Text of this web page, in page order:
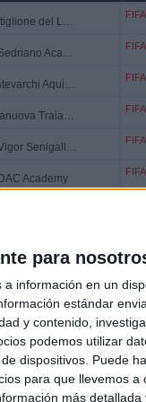
para
información en un
estándar
y contenido,
podemos utilizar
dispositivos. Puede
para que llevemos a
más detallada
Castiglione del Lago Academy
FC Sedriano Academy
Montevarchi Aquila Academy
Terranuova Traiana Academy
FC Vigor Senigallia Academy
Academy
Academy
FIFA+
Academy
Castiglione del Lago Academy
ASD Pontevalleceppi Academy
FIFA+